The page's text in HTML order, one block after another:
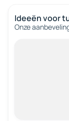
Ideeën voor
Onze